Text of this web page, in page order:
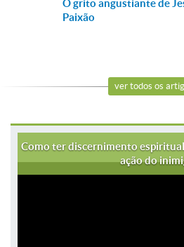
O grito angustiante de
Paixão
ver todos os
Como ter discernimento
ação do